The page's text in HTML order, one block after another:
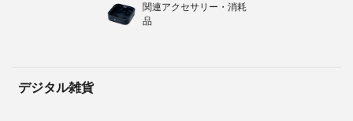
関連アクセサリー・消耗
品
デジタル雑貨